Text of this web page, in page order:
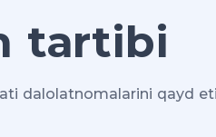
tartibi
dalolatnomalarini qayd